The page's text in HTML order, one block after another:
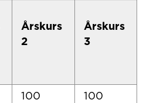
Årskurs
2
Årskurs
3
100
100